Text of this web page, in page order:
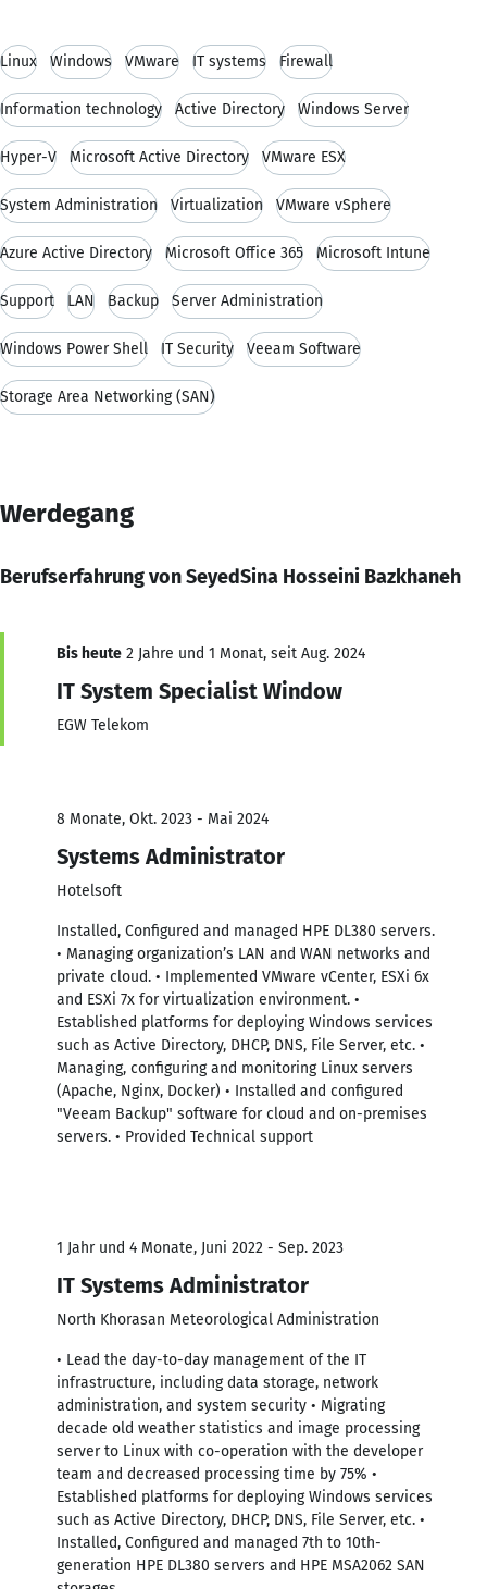
Linux Windows VMware IT systems Firewall
Information technology Active Directory Windows Server
Hyper-V Microsoft Active Directory VMware ESX
System Administration Virtualization VMware vSphere
Azure Active Directory Microsoft Office 365 Microsoft Intune
Support LAN Backup Server Administration
Windows Power Shell IT Security Veeam Software
Storage Area Networking (SAN)
Werdegang
Berufserfahrung von SeyedSina Hosseini Bazkhaneh
Bis heute 2 Jahre und 1 Monat, seit Aug. 2024
IT System Specialist Window
EGW Telekom
8 Monate, Okt. 2023 - Mai 2024
Systems Administrator
Hotelsoft
Installed, Configured and managed HPE DL380 servers.
• Managing organization’s LAN and WAN networks and
private cloud. • Implemented VMware vCenter, ESXi 6x
and ESXi 7x for virtualization environment. •
Established platforms for deploying Windows services
such as Active Directory, DHCP, DNS, File Server, etc. •
Managing, configuring and monitoring Linux servers
(Apache, Nginx, Docker) • Installed and configured
"Veeam Backup" software for cloud and on-premises
servers. • Provided Technical support
1 Jahr und 4 Monate, Juni 2022 - Sep. 2023
IT Systems Administrator
North Khorasan Meteorological Administration
• Lead the day-to-day management of the IT
infrastructure, including data storage, network
administration, and system security • Migrating
decade old weather statistics and image processing
server to Linux with co-operation with the developer
team and decreased processing time by 75% •
Established platforms for deploying Windows services
such as Active Directory, DHCP, DNS, File Server, etc. •
Installed, Configured and managed 7th to 10th-
generation HPE DL380 servers and HPE MSA2062 SAN